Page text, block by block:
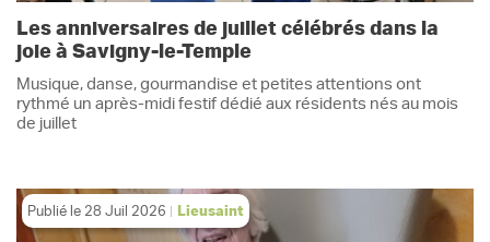
Les anniversaires de juillet célébrés dans la
joie à Savigny-le-Temple
Musique, danse, gourmandise et petites attentions ont
rythmé un après-midi festif dédié aux résidents nés au mois
de juillet
Publié le 28 Juil 2026 Lieusaint